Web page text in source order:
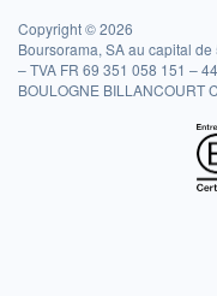
Copyright © 2026
Boursorama, SA au capital
– TVA FR 69 351 058 151 –
BOULOGNE BILLANCOURT